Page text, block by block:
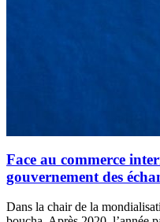
Face au commerce
gouvernement des
Dans la chair de la